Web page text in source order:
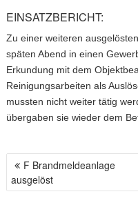
EINSATZBERICHT:
Zu einer weiteren
späten Abend in einen
Erkundung mit dem
Reinigungsarbeiten als
mussten nicht weiter tätig
übergaben sie wieder dem
B
E
F Brandmeldeanlage
ausgelöst